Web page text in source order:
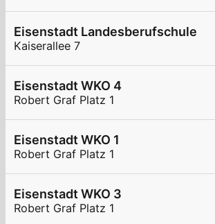
Eisenstadt Landesberufschule
Kaiserallee 7
Eisenstadt WKO 4
Robert Graf Platz 1
Eisenstadt WKO 1
Robert Graf Platz 1
Eisenstadt WKO 3
Robert Graf Platz 1